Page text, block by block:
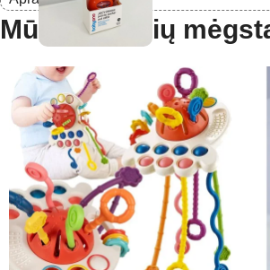
Mūsų mažylių